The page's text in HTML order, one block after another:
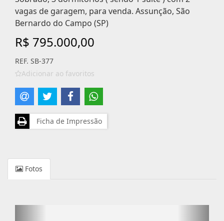
vagas de garagem, para venda. Assunção, São
Bernardo do Campo (SP)
R$ 795.000,00
REF. SB-377
Adicionar ao favoritos
Ficha de Impressão
Fotos